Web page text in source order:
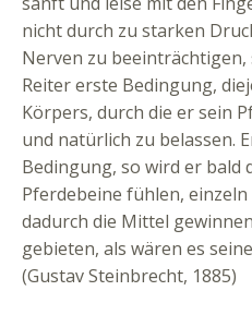
nicht durch zu starken
Nerven zu beeinträchtigen,
Reiter erste Bedingung,
Körpers, durch die er sein
und natürlich zu belassen.
Bedingung, so wird er bald
Pferdebeine fühlen,
dadurch die Mittel
gebieten, als wären es
(Gustav Steinbrecht, 1885)